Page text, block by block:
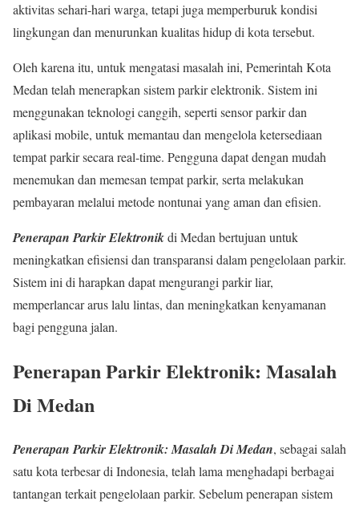
aktivitas sehari-hari warga, tetapi juga memperburuk kondisi
lingkungan dan menurunkan kualitas hidup di kota tersebut.
Oleh karena itu, untuk mengatasi masalah ini, Pemerintah Kota
Medan telah menerapkan sistem parkir elektronik. Sistem ini
menggunakan teknologi canggih, seperti sensor parkir dan
aplikasi mobile, untuk memantau dan mengelola ketersediaan
tempat parkir secara real-time. Pengguna dapat dengan mudah
menemukan dan memesan tempat parkir, serta melakukan
pembayaran melalui metode nontunai yang aman dan efisien.
Penerapan Parkir Elektronikdi Medan bertujuan untuk
meningkatkan efisiensi dan transparansi dalam pengelolaan parkir.
Sistem ini di harapkan dapat mengurangi parkir liar,
memperlancar arus lalu lintas, dan meningkatkan kenyamanan
bagi pengguna jalan.
Penerapan Parkir Elektronik: Masalah
Di Medan
Penerapan Parkir Elektronik: Masalah Di Medan, sebagai salah
satu kota terbesar di Indonesia, telah lama menghadapi berbagai
tantangan terkait pengelolaan parkir. Sebelum penerapan sistem